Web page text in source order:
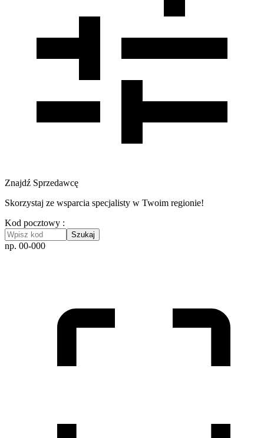
Znajdź Sprzedawcę
Skorzystaj ze wsparcia specjalisty w Twoim regionie!
Kod pocztowy :
Szukaj
np. 00-000